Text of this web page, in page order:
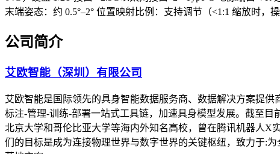
末端姿态：约 0.5°–2° 位置映射比例：支持调节（<1:1 缩放时，
公司简介
艾欧智能（深圳）有限公司
艾欧智能是国际领先的具身智能数据服务商、数据解决方案提
标注-管理-训练-部署一站式工具链，加速具身模型发展。截至目
北京大学和哥伦比亚大学等海内外知名高校，曾在腾讯机器人
们的目标是成为连接物理世界与数字世界的关键枢纽，致力于: